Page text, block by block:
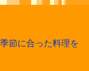
節に合った料理を